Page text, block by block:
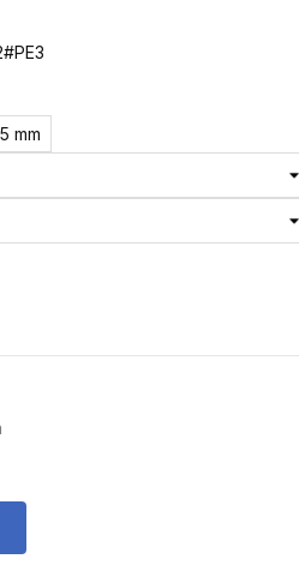
5 mm